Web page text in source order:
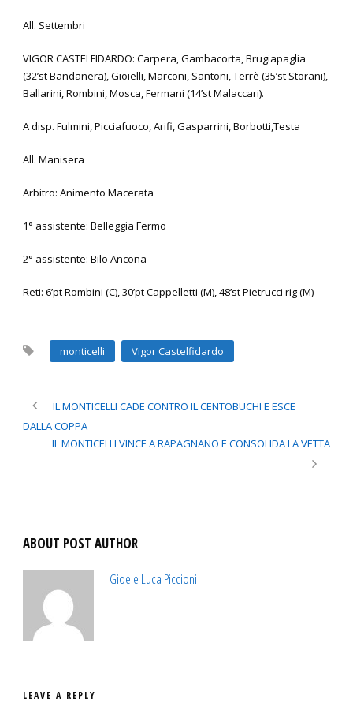
All. Settembri
VIGOR CASTELFIDARDO: Carpera, Gambacorta, Brugiapaglia
(32’st Bandanera), Gioielli, Marconi, Santoni, Terrè (35’st Storani),
Ballarini, Rombini, Mosca, Fermani (14’st Malaccari).
A disp. Fulmini, Picciafuoco, Arifi, Gasparrini, Borbotti,Testa
All. Manisera
Arbitro: Animento Macerata
1° assistente: Belleggia Fermo
2° assistente: Bilo Ancona
Reti: 6’pt Rombini (C), 30’pt Cappelletti (M), 48’st Pietrucci rig (M)
monticelli Vigor Castelfidardo
IL MONTICELLI CADE CONTRO IL CENTOBUCHI E ESCE
DALLA COPPA
IL MONTICELLI VINCE A RAPAGNANO E CONSOLIDA LA VETTA
ABOUT POST AUTHOR
Gioele Luca Piccioni
LEAVE A REPLY